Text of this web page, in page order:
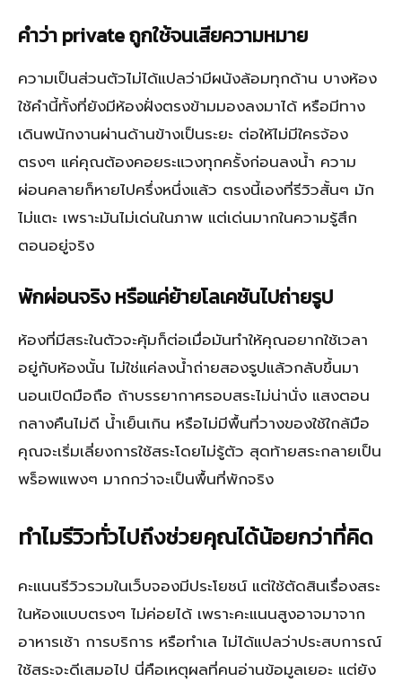
คำว่า private ถูกใช้จนเสียความหมาย
ความเป็นส่วนตัวไม่ได้แปลว่ามีผนังล้อมทุกด้าน บางห้อง
ใช้คำนี้ทั้งที่ยังมีห้องฝั่งตรงข้ามมองลงมาได้ หรือมีทาง
เดินพนักงานผ่านด้านข้างเป็นระยะ ต่อให้ไม่มีใครจ้อง
ตรงๆ แค่คุณต้องคอยระแวงทุกครั้งก่อนลงน้ำ ความ
ผ่อนคลายก็หายไปครึ่งหนึ่งแล้ว ตรงนี้เองที่รีวิวสั้นๆ มัก
ไม่แตะ เพราะมันไม่เด่นในภาพ แต่เด่นมากในความรู้สึก
ตอนอยู่จริง
พักผ่อนจริง หรือแค่ย้ายโลเคชันไปถ่ายรูป
ห้องที่มีสระในตัวจะคุ้มก็ต่อเมื่อมันทำให้คุณอยากใช้เวลา
อยู่กับห้องนั้น ไม่ใช่แค่ลงน้ำถ่ายสองรูปแล้วกลับขึ้นมา
นอนเปิดมือถือ ถ้าบรรยากาศรอบสระไม่น่านั่ง แสงตอน
กลางคืนไม่ดี น้ำเย็นเกิน หรือไม่มีพื้นที่วางของใช้ใกล้มือ
คุณจะเริ่มเลี่ยงการใช้สระโดยไม่รู้ตัว สุดท้ายสระกลายเป็น
พร็อพแพงๆ มากกว่าจะเป็นพื้นที่พักจริง
ทำไมรีวิวทั่วไปถึงช่วยคุณได้น้อยกว่าที่คิด
คะแนนรีวิวรวมในเว็บจองมีประโยชน์ แต่ใช้ตัดสินเรื่องสระ
ในห้องแบบตรงๆ ไม่ค่อยได้ เพราะคะแนนสูงอาจมาจาก
อาหารเช้า การบริการ หรือทำเล ไม่ได้แปลว่าประสบการณ์
ใช้สระจะดีเสมอไป นี่คือเหตุผลที่คนอ่านข้อมูลเยอะ แต่ยัง